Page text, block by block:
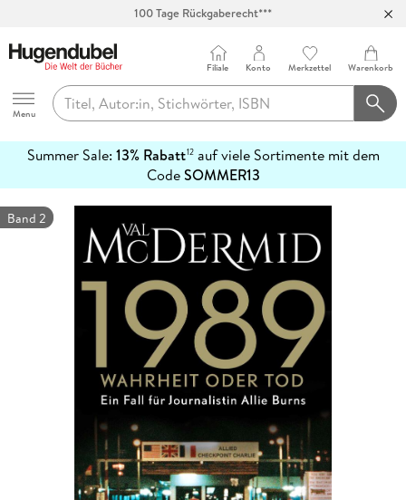
100 Tage Rückgaberecht***
Hugendubel
Menu
Filiale Konto Merkzettel Warenkorb
Summer Sale: 13% Rabatt12auf viele Sortimente mit dem
CodeSOMMER13
erfahren
Band 2